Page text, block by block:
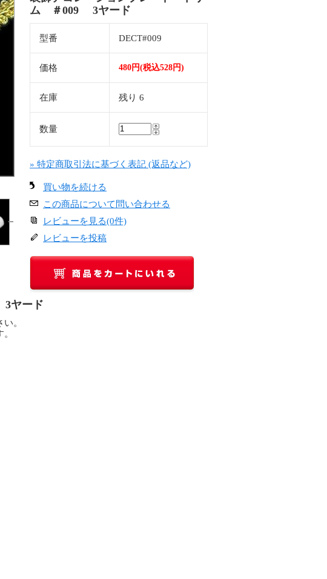
ム ＃009 3ヤード
型番 DECT#009
価格 480円(税込528円)
在庫 残り 6
数量
» 特定商取引法に基づく表記 (返品など)
買い物を続ける
この商品について問い合わせる
レビューを見る(0件)
レビューを投稿
ヤード
。